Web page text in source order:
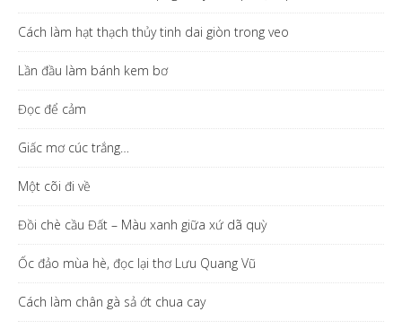
Cách làm hạt thạch thủy tinh dai giòn trong veo
Lần đầu làm bánh kem bơ
Đọc để cảm
Giấc mơ cúc trắng…
Một cõi đi về
Đồi chè cầu Đất – Màu xanh giữa xứ dã quỳ
Ốc đảo mùa hè, đọc lại thơ Lưu Quang Vũ
Cách làm chân gà sả ớt chua cay